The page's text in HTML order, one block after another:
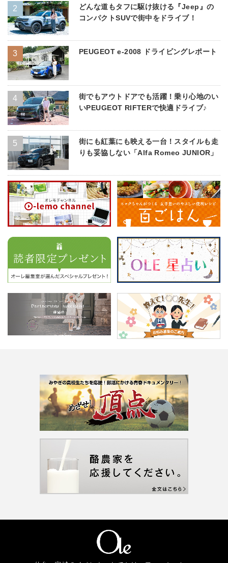
どんな道もタフに駆け抜ける『Jeep』の
コンパクトSUVで街中をドライブ！
PEUGEOT e-2008 ドライビングレポート
街でもアウトドアでも活躍！乗り心地のい
いPEUGEOT RIFTERで快適ドライブ♪
街にも紅葉にも映える一台！スタイルも走
りも妥協しない「Alfa Romeo JUNIOR」